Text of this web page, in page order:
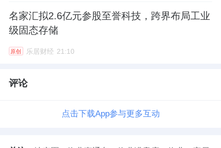
名家汇拟2.6亿元参股至誉科技，跨界布局工业
级固态存储
原创 乐居财经 21:10
评论
点击下载App参与更多互动